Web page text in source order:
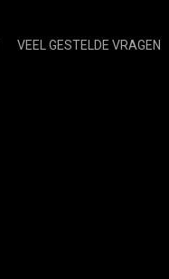
VEEL GESTELDE VRAGEN